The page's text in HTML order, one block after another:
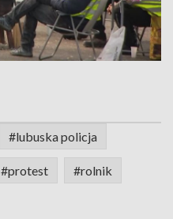
#lubuska policja
#protest #rolnik